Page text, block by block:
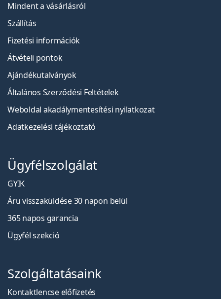
Mindent a vásárlásról
Szállítás
Fizetési információk
Átvételi pontok
Ajándékutalványok
Általános Szerződési Feltételek
Weboldal akadálymentesítési nyilatkozat
Adatkezelési tájékoztató
Ügyfélszolgálat
GYIK
Áru visszaküldése 30 napon belül
365 napos garancia
Ügyfél szekció
Szolgáltatásaink
Kontaktlencse előfizetés